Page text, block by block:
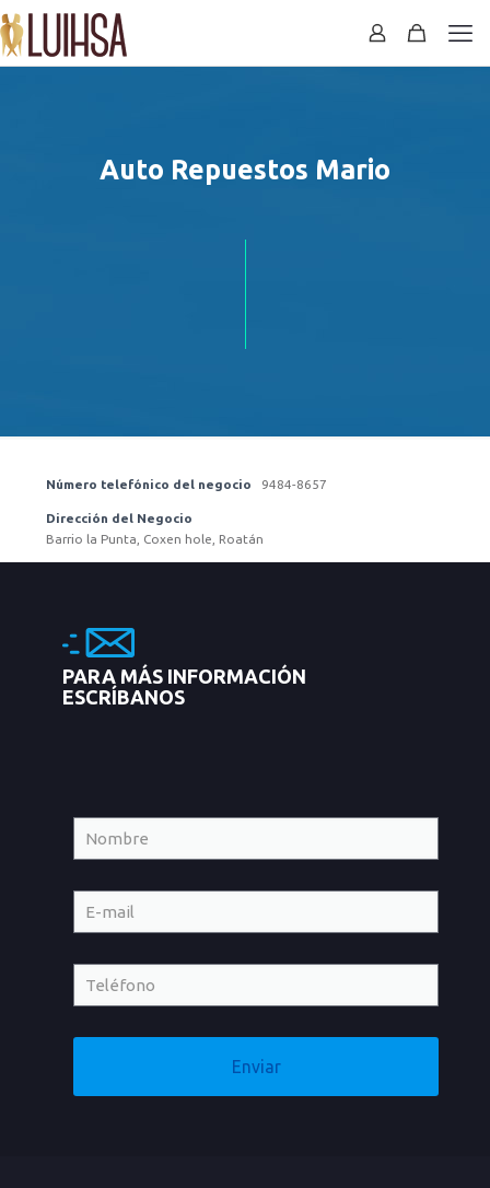
Auto Repuestos Mario
Número telefónico del negocio 9484-8657
Dirección del Negocio
Barrio la Punta, Coxen hole, Roatán
PARA MÁS INFORMACIÓN
ESCRÍBANOS